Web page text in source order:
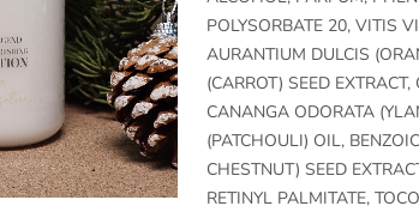
POLYSORBATE 20, VITIS
AURANTIUM DULCIS
(CARROT) SEED
CANANGA ODORATA
(PATCHOULI) OIL,
CHESTNUT) SEED
RETINYL PALMITATE,